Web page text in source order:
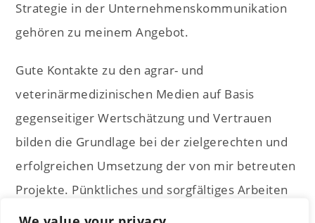
Strategie in der Unternehmenskommunikation
gehören zu meinem Angebot.
Gute Kontakte zu den agrar- und
veterinärmedizinischen Medien auf Basis
gegenseitiger Wertschätzung und Vertrauen
bilden die Grundlage bei der zielgerechten und
erfolgreichen Umsetzung der von mir betreuten
Projekte. Pünktliches und sorgfältiges Arbeiten
sowie absolute Diskretion und Loyalität sind für